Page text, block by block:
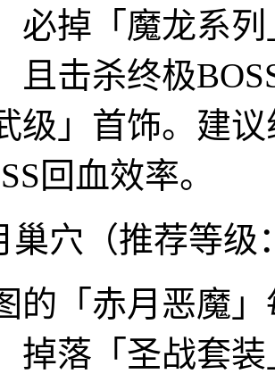
必掉「魔龙系
且击杀终极
级」首饰。建
回血效率。
巢穴（推荐等级
的「赤月恶魔
掉落「圣战套